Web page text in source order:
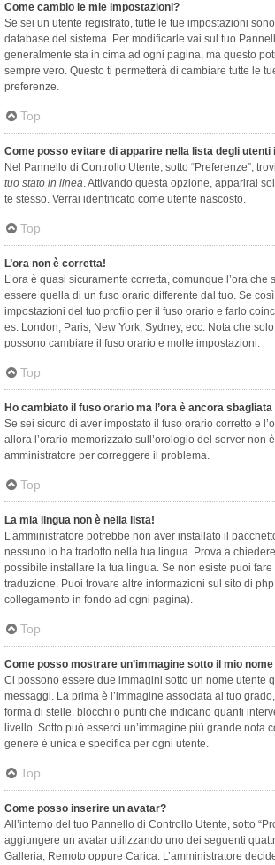
Come cambio le mie impostazioni?
Se sei un utente registrato, tutte le tue impostazioni
database del sistema. Per modificarle vai sul tuo
generalmente sta in cima ad ogni pagina, ma questo
sempre vero. Questo ti permetterà di cambiare tutte le
preferenze.
Top
Come posso evitare di apparire nella lista degli utenti
Nel Pannello di Controllo Utente, sotto “Preferenze”,
tuo stato in linea. Attivando questa opzione, apparirai
te stesso. Verrai identificato come utente nascosto.
Top
L’ora non è corretta!
L’ora è quasi sicuramente corretta, comunque l’ora che
essere quella di un fuso orario differente dal tuo. Se
impostazioni del tuo profilo per il fuso orario e farlo
es. London, Paris, New York, Sydney, ecc. Nota che
possono cambiare il fuso orario e molte impostazioni.
Top
Ho cambiato il fuso orario ma l’ora è ancora sbagliata
Se sei sicuro di aver impostato il fuso orario corretto e
allora l’orario memorizzato sull’orologio del server non
amministratore per correggere il problema.
Top
La mia lingua non è nella lista!
L’amministratore potrebbe non aver installato il
nessuno lo ha tradotto nella tua lingua. Prova a
possibile installare la tua lingua. Se non esiste puoi
traduzione. Puoi trovare altre informazioni sul sito di
collegamento in fondo ad ogni pagina).
Top
Come posso mostrare un’immagine sotto il mio
Ci possono essere due immagini sotto un nome utente
messaggi. La prima è l’immagine associata al tuo
forma di stelle, blocchi o punti che indicano quanti
livello. Sotto può esserci un’immagine più grande nota
genere è unica e specifica per ogni utente.
Top
Come posso inserire un avatar?
All’interno del tuo Pannello di Controllo Utente, sotto
aggiungere un avatar utilizzando uno dei seguenti
Galleria, Remoto oppure Carica. L’amministratore